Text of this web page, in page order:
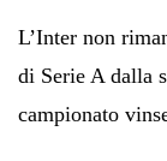
L’Inter non
di Serie A dalla
campionato